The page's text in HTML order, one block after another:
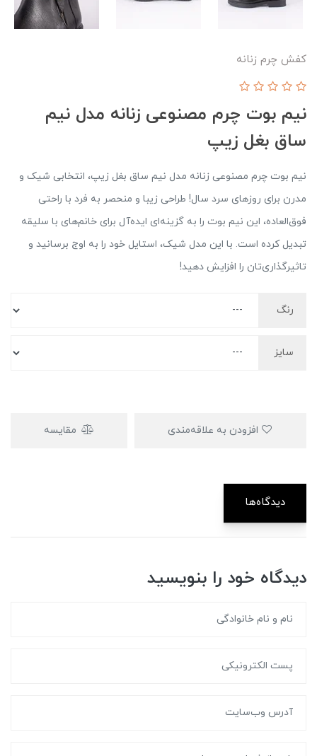
کفش چرم زنانه
نیم بوت چرم مصنوعی زنانه مدل نیم
ساق بغل زیپ
نیم بوت چرم مصنوعی زنانه مدل نیم ساق بغل زیپ، انتخابی شیک و
مدرن برای روزهای سرد سال! طراحی زیبا و منحصر به فرد با راحتی
فوق‌العاده، این نیم بوت را به گزینه‌ای ایده‌آل برای خانم‌های با سلیقه
تبدیل کرده است. با این مدل شیک، استایل خود را به اوج برسانید و
تاثیرگذاری‌تان را افزایش دهید!
رنگ
سایز
مقایسه
دیدگاه‌ها
دیدگاه خود را بنویسید